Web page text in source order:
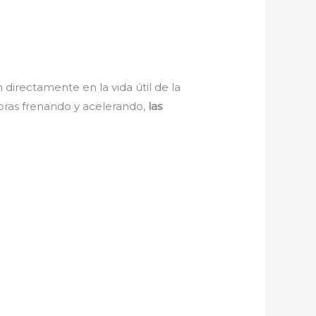
directamente en la vida útil de la
frenando y acelerando, las